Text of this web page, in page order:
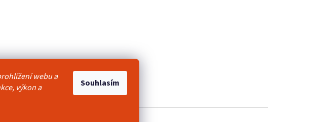
webu a
výkon a
Souhlasím
Kontakty Pravidla akce 2+1 zdarma